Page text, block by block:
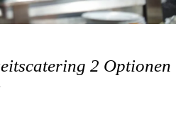
2 Optionen